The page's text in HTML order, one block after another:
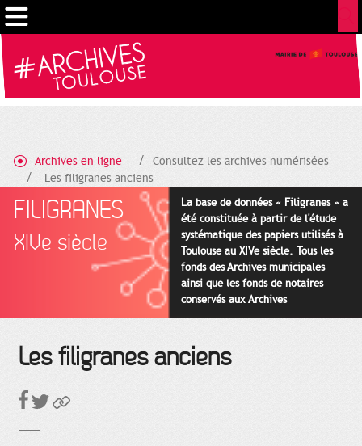
Archives en ligne
Consultez les archives numérisées
Les filigranes anciens
FILIGRANES
XIVe siècle
La base de données « Filigranes » a
été constituée à partir de l'étude
systématique des papiers utilisés à
Toulouse au XIVe siècle. Tous les
fonds des Archives municipales
ainsi que les fonds de notaires
conservés aux Archives
départementales pour cette
Les filigranes anciens
Gestion de vos préférences sur les cookies